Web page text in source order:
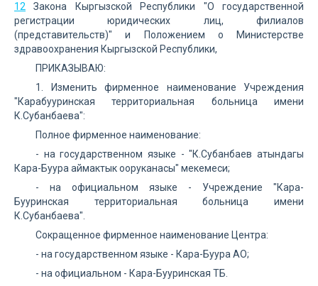
12 Закона Кыргызской Республики "О государственной
регистрации юридических лиц, филиалов
(представительств)" и Положением о Министерстве
здравоохранения Кыргызской Республики,
ПРИКАЗЫВАЮ:
1. Изменить фирменное наименование Учреждения
"Карабууринская территориальная больница имени
К.Субанбаева":
Полное фирменное наименование:
- на государственном языке - "К.Субанбаев атындагы
Кара-Буура аймактык ооруканасы" мекемеси;
- на официальном языке - Учреждение "Кара-
Бууринская территориальная больница имени
К.Субанбаева".
Сокращенное фирменное наименование Центра:
- на государственном языке - Кара-Буура АО;
- на официальном - Кара-Бууринская ТБ.